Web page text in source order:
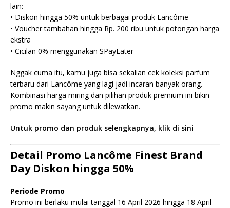
lain:
• Diskon hingga 50% untuk berbagai produk Lancôme
• Voucher tambahan hingga Rp. 200 ribu untuk potongan harga
ekstra
• Cicilan 0% menggunakan SPayLater
Nggak cuma itu, kamu juga bisa sekalian cek koleksi parfum
terbaru dari Lancôme yang lagi jadi incaran banyak orang.
Kombinasi harga miring dan pilihan produk premium ini bikin
promo makin sayang untuk dilewatkan.
Untuk promo dan produk selengkapnya, klik di sini
Detail Promo Lancôme Finest Brand
Day Diskon hingga 50%
Periode Promo
Promo ini berlaku mulai tanggal 16 April 2026 hingga 18 April